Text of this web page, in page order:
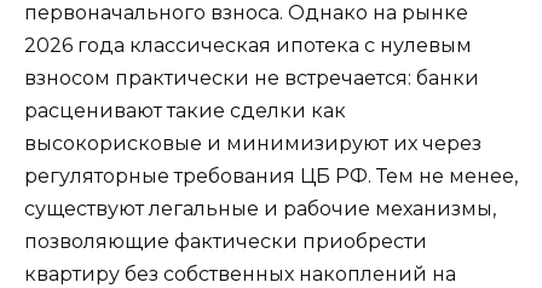
первоначального взноса. Однако на рынке
2026 года классическая ипотека с нулевым
взносом практически не встречается: банки
расценивают такие сделки как
высокорисковые и минимизируют их через
регуляторные требования ЦБ РФ. Тем не менее,
существуют легальные и рабочие механизмы,
позволяющие фактически приобрести
квартиру без собственных накоплений на